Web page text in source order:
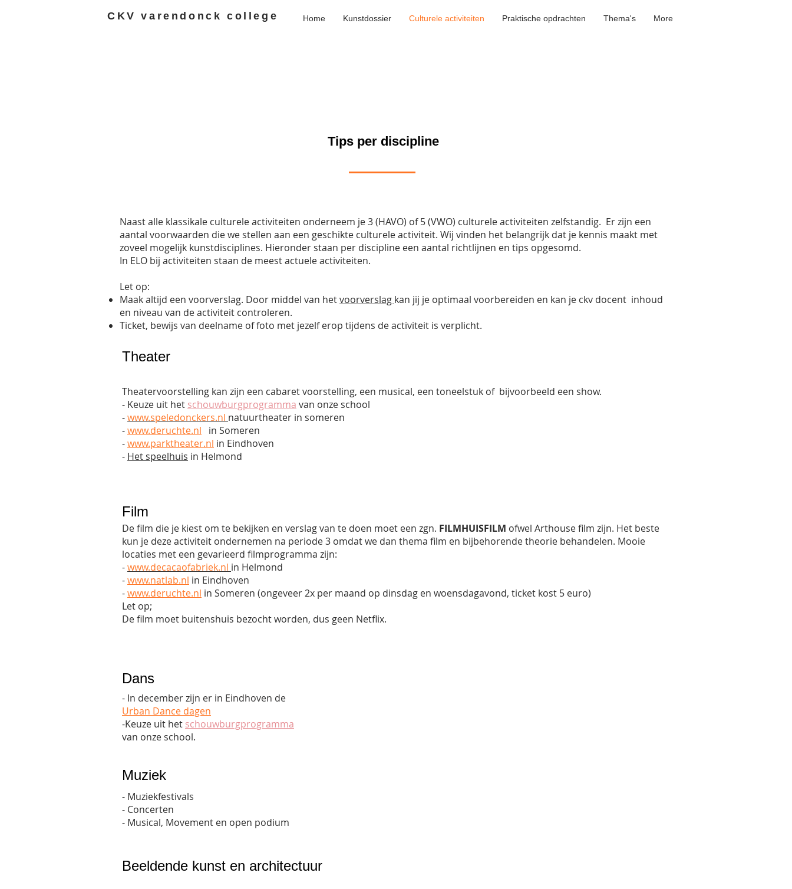
CKV varendonck college Home Kunstdossier Culturele activiteiten Praktische opdrachten Thema's More
Tips per discipline
Naast alle klassikale culturele activiteiten onderneem je 3 (HAVO) of 5 (VWO) culturele activiteiten zelfstandig. Er zijn een
aantal voorwaarden die we stellen aan een geschikte culturele activiteit. Wij vinden het belangrijk dat je kennis maakt met
zoveel mogelijk kunstdisciplines. Hieronder staan per discipline een aantal richtlijnen en tips opgesomd.
In ELO bij activiteiten staan de meest actuele activiteiten.
Let op:
Maak altijd een voorverslag. Door middel van hetvoorverslag kan jij je optimaal voorbereiden en kan je ckv docent inhoud
en niveau van de activiteit controleren.
Ticket, bewijs van deelname of foto met jezelf erop tijdens de activiteit is verplicht.
Theater
Theatervoorstelling kan zijn een cabaret voorstelling, een musical, een toneelstuk of bijvoorbeeld een show.
- Keuze uit het schouwburgprogramma van onze school
-www.speledonckers.nl natuurtheater in someren
-www.deruchte.nl
in Someren
-www.parktheater.nl in Eindhoven
- Het speelhuis in Helmond
Film
De film die je kiest om te bekijken en verslag van te doen moet een zgn. FILMHUISFILM ofwel Arthouse film zijn. Het beste
kun je deze activiteit ondernemen na periode 3 omdat we dan thema film en bijbehorende theorie behandelen. Mooie
locaties met een gevarieerd filmprogramma zijn:
-www.decacaofabriek.nl in Helmond
-www.natlab.nl in Eindhoven
-www.deruchte.nl in Someren (ongeveer 2x per maand op dinsdag en woensdagavond, ticket kost 5 euro)
Let op;
De film moet buitenshuis bezocht worden, dus geen Netflix.
Dans
- In december zijn er in Eindhoven de
Urban Dance dagen
-Keuze uit het schouwburgprogramma
van onze school.
Muziek
- Muziekfestivals
- Concerten
- Musical, Movement en open podium
Beeldende kunst en architectuur